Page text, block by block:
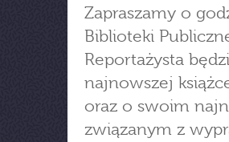
Zapraszamy o
Biblioteki
Reportażysta
najnowszej
oraz o swoim
związanym z